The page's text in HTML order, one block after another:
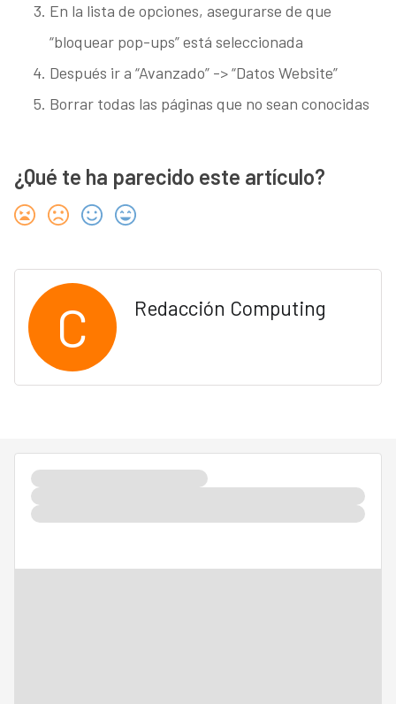
En la lista de opciones, asegurarse de que
“bloquear pop-ups” está seleccionada
Después ir a “Avanzado” -> “Datos Website”
Borrar todas las páginas que no sean conocidas
¿Qué te ha parecido este artículo?
C Redacción Computing